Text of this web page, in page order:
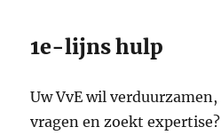
1e-lijns hulp
Uw VvE wil
vragen en zoekt expertise?